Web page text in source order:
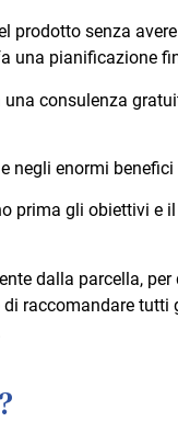
prodotto senza
una pianificazione
consulenza
negli enormi
prima gli obiettivi e
dalla parcella,
raccomandare